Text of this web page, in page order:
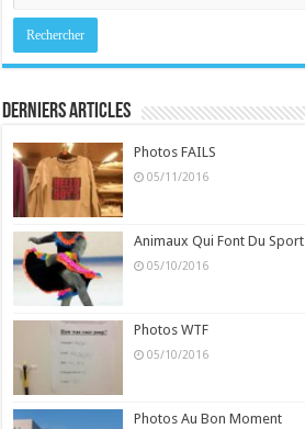
Derniers Articles
Photos FAILS
05/11/2016
Animaux Qui Font Du Sport
05/10/2016
Photos WTF
05/10/2016
Photos Au Bon Moment